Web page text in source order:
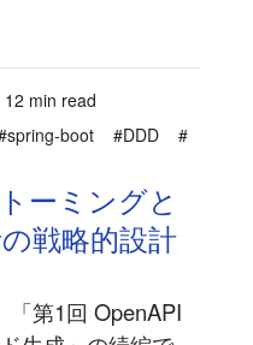
12 min read
boot #DDD
#
ーミングと
戦略的設計
「第1回 OpenAPI